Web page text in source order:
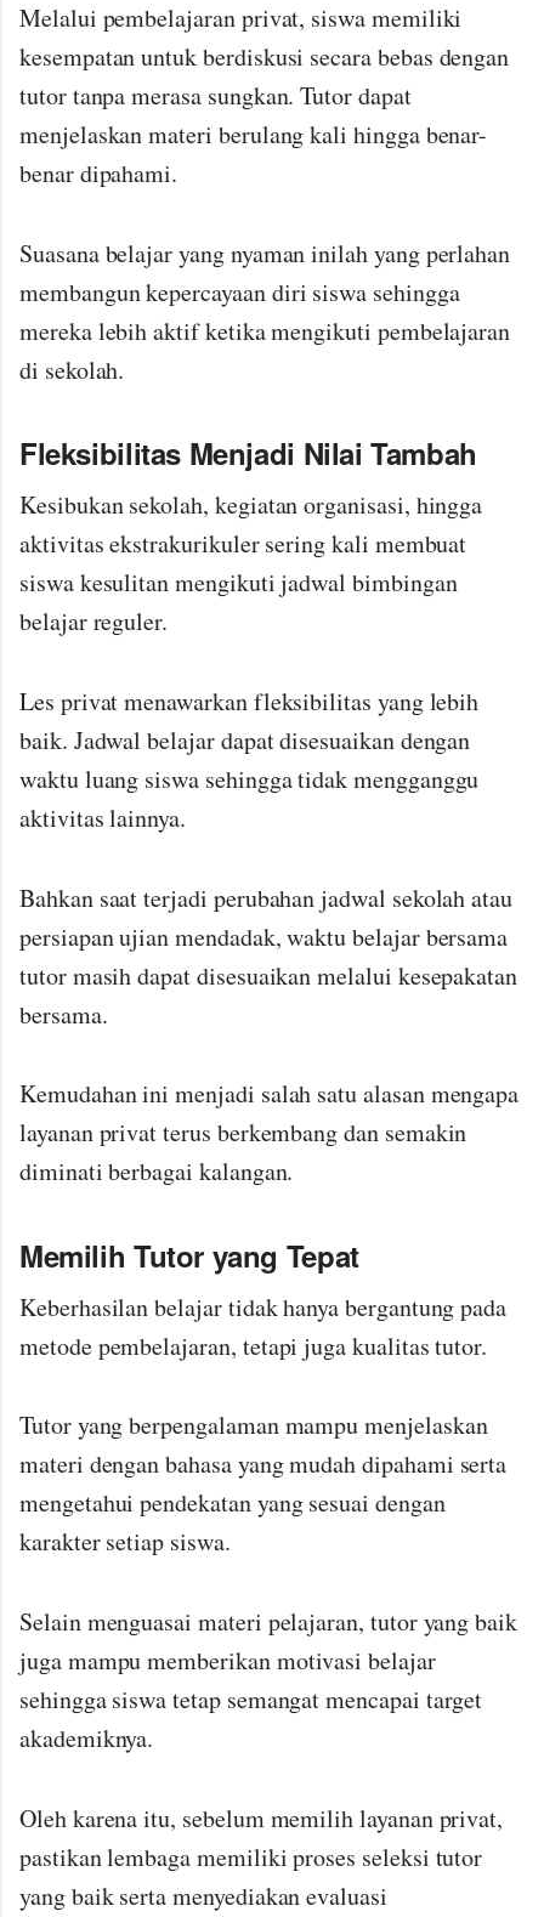
Melalui pembelajaran privat, siswa memiliki
kesempatan untuk berdiskusi secara bebas dengan
tutor tanpa merasa sungkan. Tutor dapat
menjelaskan materi berulang kali hingga benar-
benar dipahami.
Suasana belajar yang nyaman inilah yang perlahan
membangun kepercayaan diri siswa sehingga
mereka lebih aktif ketika mengikuti pembelajaran
di sekolah.
Fleksibilitas Menjadi Nilai Tambah
Kesibukan sekolah, kegiatan organisasi, hingga
aktivitas ekstrakurikuler sering kali membuat
siswa kesulitan mengikuti jadwal bimbingan
belajar reguler.
Les privat menawarkan fleksibilitas yang lebih
baik. Jadwal belajar dapat disesuaikan dengan
waktu luang siswa sehingga tidak mengganggu
aktivitas lainnya.
Bahkan saat terjadi perubahan jadwal sekolah atau
persiapan ujian mendadak, waktu belajar bersama
tutor masih dapat disesuaikan melalui kesepakatan
bersama.
Kemudahan ini menjadi salah satu alasan mengapa
layanan privat terus berkembang dan semakin
diminati berbagai kalangan.
Memilih Tutor yang Tepat
Keberhasilan belajar tidak hanya bergantung pada
metode pembelajaran, tetapi juga kualitas tutor.
Tutor yang berpengalaman mampu menjelaskan
materi dengan bahasa yang mudah dipahami serta
mengetahui pendekatan yang sesuai dengan
karakter setiap siswa.
Selain menguasai materi pelajaran, tutor yang baik
juga mampu memberikan motivasi belajar
sehingga siswa tetap semangat mencapai target
akademiknya.
Oleh karena itu, sebelum memilih layanan privat,
pastikan lembaga memiliki proses seleksi tutor
yang baik serta menyediakan evaluasi